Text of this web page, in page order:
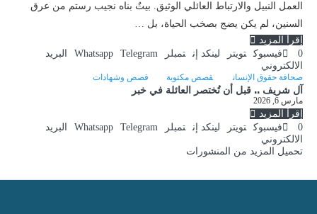
العمل النبيل والارتباط العائلي الوثيق. بيتٌ بناه نجيب رستم من عرق
السنين، لم يكن يضج بصخب الحياة، بل …
إقرأ المزيد
0
فيسبوك تويتر لينكد إن تمبلر Whatsapp Telegram
البريد
الالكتروني
صحافة حقوق الإنسان قصص مكتوبة قصص وشهادات
آل شريف .. قبل أن تُختصر العائلة في خبر
مارس 6, 2026
إقرأ المزيد
0
فيسبوك تويتر لينكد إن تمبلر Whatsapp Telegram
البريد
الالكتروني
تحميل المزيد من المنشورات